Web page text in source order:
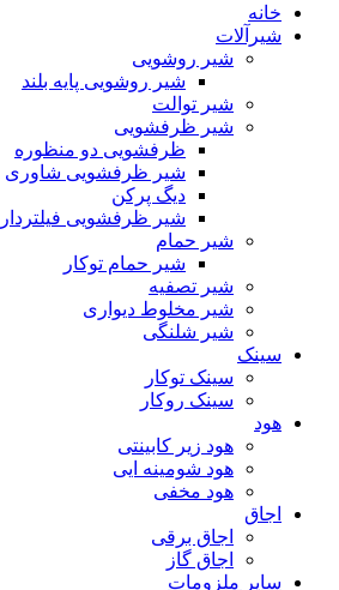
خانه
شیرآلات
شیر روشویی
شیر روشویی پایه بلند
شیر توالت
شیر ظرفشویی
ظرفشویی دو منظوره
شیر ظرفشویی شاوری
دیگ پرکن
شیر ظرفشویی فیلتردار
شیر حمام
شیر حمام توکار
شیر تصفیه
شیر مخلوط دیواری
شیر شلنگی
سینک
سینک توکار
سینک روکار
هود
هود زیر كابینتی
هود شومینه ایی
هود مخفى
اجاق
اجاق برقى
اجاق گاز
سایر ملزومات